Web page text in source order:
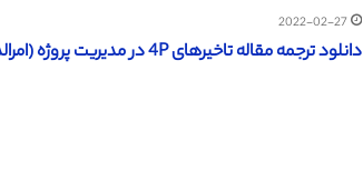
2022-02-27
دانلود ترجمه مقاله تاخیرهای 4P در مدیریت پروژه (امرالد 2018) (ترجمه ویژه – طلایی